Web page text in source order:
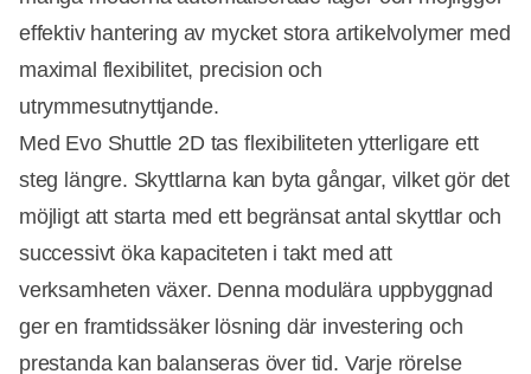
effektiv hantering av mycket stora artikelvolymer med
maximal flexibilitet, precision och
utrymmesutnyttjande.
Med Evo Shuttle 2D tas flexibiliteten ytterligare ett
steg längre. Skyttlarna kan byta gångar, vilket gör det
möjligt att starta med ett begränsat antal skyttlar och
successivt öka kapaciteten i takt med att
verksamheten växer. Denna modulära uppbyggnad
ger en framtidssäker lösning där investering och
prestanda kan balanseras över tid. Varje rörelse